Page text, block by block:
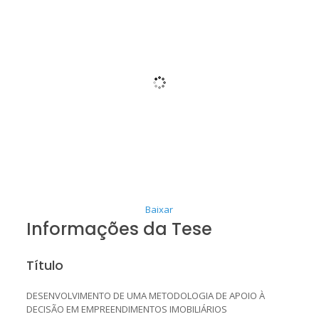
Baixar
Informações da Tese
Título
DESENVOLVIMENTO DE UMA METODOLOGIA DE APOIO À
DECISÃO EM EMPREENDIMENTOS IMOBILIÁRIOS